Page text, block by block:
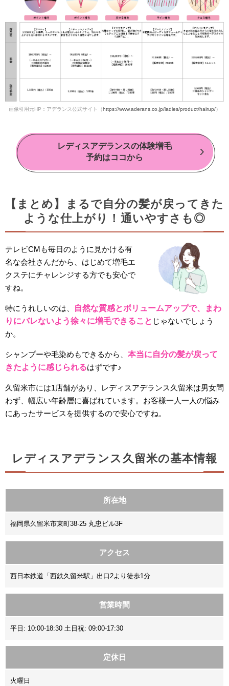
画像引用元HP：アデランス公式サイト（https://www.aderans.co.jp/ladies/product/hairup/）
レディスアデランスの体験増毛
予約はココから
【まとめ】まるで自分の髪が戻ってきた
ような仕上がり！通いやすさも◎
テレビCMも毎日のように見かける有
名な会社さんだから、はじめて増毛エ
クステにチャレンジする方でも安心で
すね。
特にうれしいのは、
自然な質感とボリュームアップで、まわ
りにバレないよう徐々に増毛できること じゃないでしょう
か。
シャンプーや毛染めもできるから、 本当に自分の髪が戻って
きたように感じられるはずです♪
久留米市には1店舗があり、レディスアデランス久留米は男女問
わず、幅広い年齢層に喜ばれています。お客様一人一人の悩み
にあったサービスを提供するので安心ですね。
レディスアデランス久留米の基本情報
所在地
福岡県久留米市東町38-25 丸忠ビル3F
アクセス
西日本鉄道「西鉄久留米駅」出口2より徒歩1分
営業時間
平日: 10:00-18:30 土日祝: 09:00-17:30
定休日
火曜日